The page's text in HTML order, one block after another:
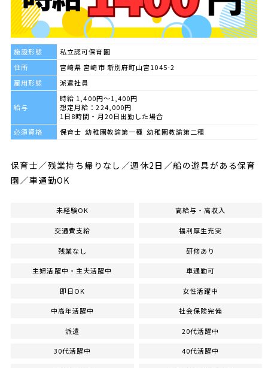
施設形態
私立認可保育園
住所
宮崎県 宮崎市 新別府町山宮1045-2
雇用形態
派遣社員
給与
時給 1,400円～1,400円
想定月給：224,000円
1日8時間・月20日出勤した場合
必須資格
保育士 幼稚園教諭第一種 幼稚園教諭第二種
保育士／残業持ち帰りなし／週休2日／船の遊具がある保育
園／車通勤OK
未経験OK 高給与・高収入
交通費支給 福利厚生充実
残業なし 研修あり
主婦活躍中・主夫活躍中 車通勤可
即日OK 女性活躍中
中高年活躍中 社会保険完備
派遣 20代活躍中
30代活躍中 40代活躍中